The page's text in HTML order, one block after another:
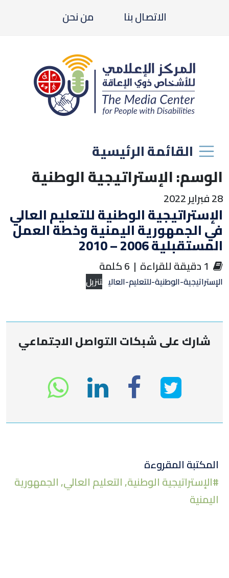
الاتصال بنا من نحن
القائمة الرئيسية
الوسم:الإستراتيجية الوطنية
28 فبراير 2022
الإستراتيجية الوطنية للتعليم العالي
في الجمهورية اليمنية وخطة العمل
المستقبلية 2006 – 2010
الإستراتيجية-الوطنية-للتعليم-العالي تنزيل
شارك على شبكات التواصل الاجتماعي
انشر
على
تويتر
انشر
في
انشر
على
إن
المكتبة المقروءة
#الإستراتيجية الوطنية,التعليم العالي,الجمهورية
اليمنية